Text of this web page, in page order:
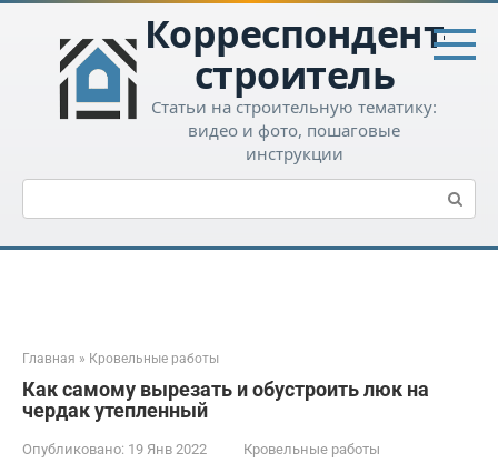
Перейти
контенту
Корреспондент-
строитель
Статьи на строительную тематику:
видео и фото, пошаговые
инструкции
Поиск:
Главная » Кровельные работы
Как самому вырезать и обустроить люк на
чердак утепленный
Опубликовано: 19 Янв 2022
Кровельные работы